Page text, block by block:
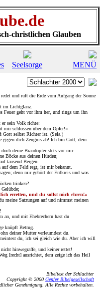
christlichen Glauben
Seelsorge
MENÜ
und ruft die Erde vom Aufgang der Sonne
im Lichtglanz.
Feuer geht vor ihm her, und rings um ihn
er sein Volk richte:
mir schlossen über dem Opfer!«
Gott selbst Richter ist. (Sela.)
dich Zeugnis ab! Ich bin Gott, dein
deine Brandopfer stets vor mir.
Böcke aus deinen Hürden;
tausend Bergen.
dem Feld regt, ist mir bekannt.
denn mir gehört der Erdkreis und was
trinken?
erretten, und du sollst mich ehren!«
meine Satzungen auf und nimmst meinen
an, und mit Ehebrechern hast du
knüpft Betrug.
deiner Mutter verleumdest du.
du, ich sei gleich wie du. Aber ich will
hinwegraffe, und keiner rettet!
[recht] ausrichtet, dem zeige ich das Heil
Bibeltext der Schlachter
Copyright © 2000 Genfer Bibelgesellschaft
Genehmigung. Alle Rechte vorbehalten.